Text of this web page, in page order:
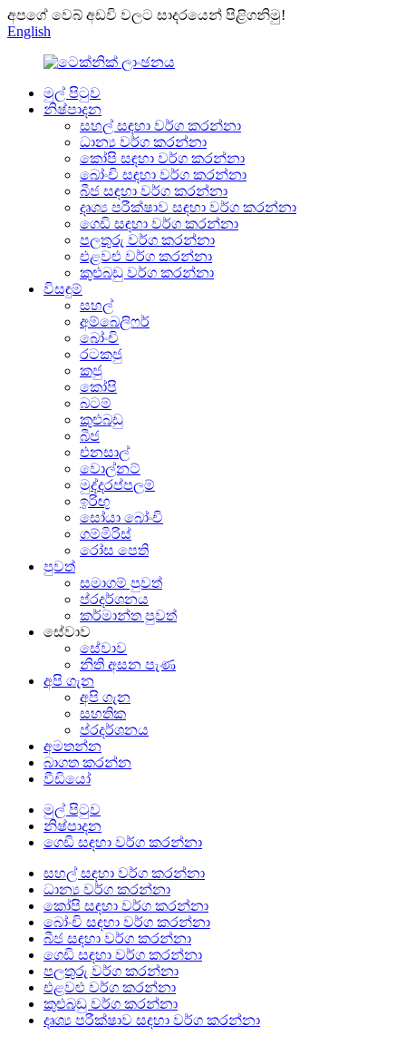
අපගේ වෙබ් අඩවි වලට සාදරයෙන් පිළිගනිමු!
English
මුල් පිටුව
නිෂ්පාදන
සහල් සඳහා වර්ග කරන්නා
ධාන්‍ය වර්ග කරන්නා
කෝපි සඳහා වර්ග කරන්නා
බෝංචි සඳහා වර්ග කරන්නා
බීජ සඳහා වර්ග කරන්නා
දෘශ්‍ය පරීක්ෂාව සඳහා වර්ග කරන්නා
ගෙඩි සඳහා වර්ග කරන්නා
පලතුරු වර්ග කරන්නා
එළවළු වර්ග කරන්නා
කුළුබඩු වර්ග කරන්නා
විසඳුම්
සහල්
අම්බෙලිෆර්
බෝංචි
රටකජු
කජු
කෝපි
බටම්
කුළුබඩු
බීජ
එනසාල්
වොල්නට්
මුද්දරප්පලම්
ඉරිඟු
සෝයා බෝංචි
ගම්මිරිස්
රෝස පෙති
පුවත්
සමාගම් පුවත්
ප්රදර්ශනය
කර්මාන්ත පුවත්
සේවාව
සේවාව
නිති අසන පැණ
අපි ගැන
අපි ගැන
සහතික
ප්රදර්ශනය
අමතන්න
බාගත කරන්න
වීඩියෝ
මුල් පිටුව
නිෂ්පාදන
ගෙඩි සඳහා වර්ග කරන්නා
සහල් සඳහා වර්ග කරන්නා
ධාන්‍ය වර්ග කරන්නා
කෝපි සඳහා වර්ග කරන්නා
බෝංචි සඳහා වර්ග කරන්නා
බීජ සඳහා වර්ග කරන්නා
ගෙඩි සඳහා වර්ග කරන්නා
පලතුරු වර්ග කරන්නා
එළවළු වර්ග කරන්නා
කුළුබඩු වර්ග කරන්නා
දෘශ්‍ය පරීක්ෂාව සඳහා වර්ග කරන්නා